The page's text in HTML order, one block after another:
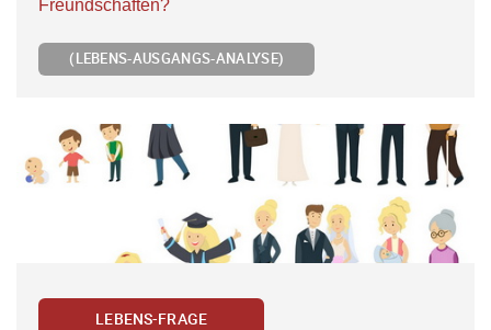
Freundschaften?
(LEBENS-AUSGANGS-ANALYSE)
LEBENS-FRAGE